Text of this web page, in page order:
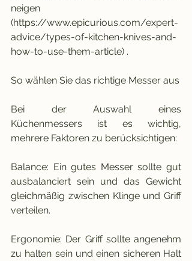
neigen
(https://www.epicurious.com/expert-
advice/types-of-kitchen-knives-and-
how-to-use-them-article) .
So wählen Sie das richtige Messer aus
Bei der Auswahl eines
Küchenmessers ist es wichtig,
mehrere Faktoren zu berücksichtigen:
Balance: Ein gutes Messer sollte gut
ausbalanciert sein und das Gewicht
gleichmäßig zwischen Klinge und Griff
verteilen.
Ergonomie: Der Griff sollte angenehm
zu halten sein und einen sicheren Halt